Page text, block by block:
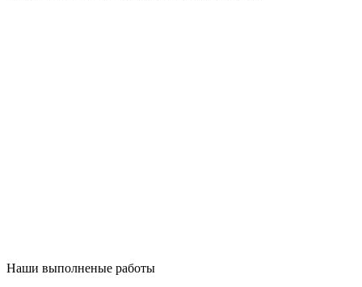
Наши выполненые работы